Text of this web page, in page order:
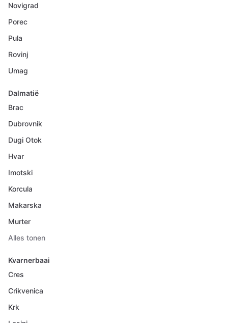
Novigrad
Porec
Pula
Rovinj
Umag
Dalmatië
Brac
Dubrovnik
Dugi Otok
Hvar
Imotski
Korcula
Makarska
Murter
Alles tonen
Kvarnerbaai
Cres
Crikvenica
Krk